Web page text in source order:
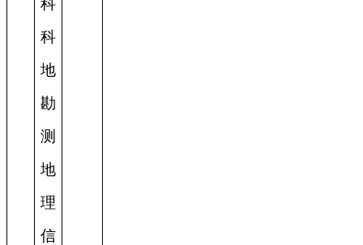
科
地
勘
测
地
理
信